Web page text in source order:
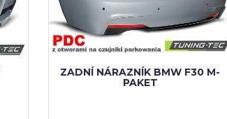
ZADNÍ NÁRAZNÍK BMW F30 M-
PAKET